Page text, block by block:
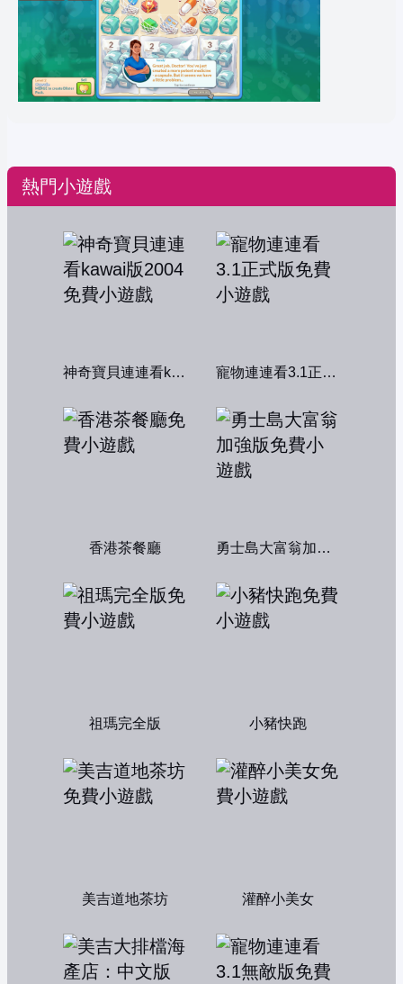
熱門小遊戲
神奇寶貝連連看kawai版2004 寵物連連看3.1正式版
香港茶餐廳 勇士島大富翁加強版
祖瑪完全版 小豬快跑
美吉道地茶坊 灌醉小美女